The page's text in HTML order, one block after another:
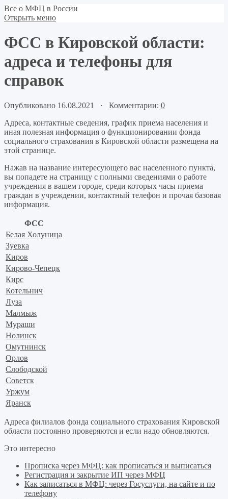
Все о МФЦ в России
Открыть меню
ФСС в Кировской области:
адреса и телефоны для
справок
Опубликовано 16.08.2021 · Комментарии: 0
Адреса, контактные сведения, график приема населения и
иная полезная информация о функционировании фонда
социального страхования в Кировской области размещена на
этой странице.
Нажав на название интересующего вас населенного пункта,
вы попадете на страницу с полными сведениями о работе
учреждения в вашем городе, среди которых часы приема
граждан в учреждении, контактный телефон и прочая базовая
информация.
ФСС
Белая Холуница
Зуевка
Киров
Кирово-Чепецк
Кирс
Котельнич
Луза
Малмыж
Мураши
Нолинск
Омутнинск
Орлов
Слободской
Советск
Уржум
Яранск
Адреса филиалов фонда социального страхования Кировской
области постоянно проверяются и если надо обновляются.
Это интересно
Прописка через МФЦ: как прописаться и выписаться
Регистрация и закрытие ИП через МФЦ
Как записаться в МФЦ: через Госуслуги, на сайте и по
телефону